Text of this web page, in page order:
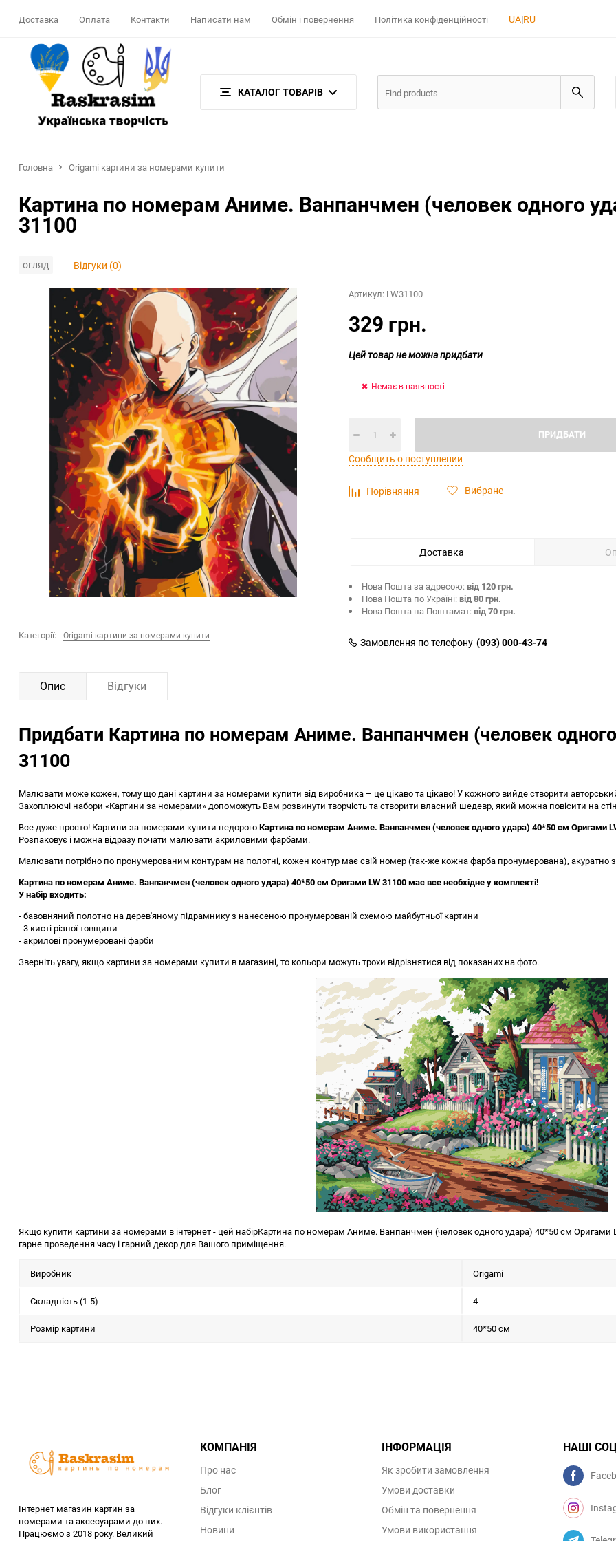
Доставка Оплата Контакти Написати нам Обмін і повернення Політика конфіденційності UA|RU
КАТАЛОГ ТОВАРІВ
Головна Origami картини за номерами купити
Картина по номерам Аниме. Ванпанчмен (человек одного
31100
огляд Відгуки (0)
Категорії: Origami картини за номерами купити
Артикул: LW31100
329 грн.
Цей товар не можна придбати
ПРИДБАТИ
Немає в наявності
Сообщить о поступлении
Порівняння Вибране
Доставка
Нова Пошта за адресою:від 120 грн.
Нова Пошта по Україні:від 80 грн.
Нова Пошта на Поштамат:від 70 грн.
Замовлення по телефону (093) 000-43-74
Опис Відгуки
Придбати Картина по номерам Аниме. Ванпанчмен (человек
31100
Малювати може кожен, тому що дані картини за номерами купити від виробника – це цікаво та цікаво! У кожного вийде створити
Захоплюючі набори «Картини за номерами» допоможуть Вам розвинути творчість та створити власний шедевр, який можна повісити на
Все дуже просто! Картини за номерами купити недорогоКартина по номерам Аниме. Ванпанчмен (человек одного удара) 40*50 см Оригами
Розпаковує і можна відразу почати малювати акриловими фарбами.
Малювати потрібно по пронумерованим контурам на полотні, кожен контур має свій номер (так-же кожна фарба пронумерована), акуратно
Картина по номерам Аниме. Ванпанчмен (человек одного удара) 40*50 см Оригами LW 31100 має все необхідне у комплекті!
У набір входить:
- бавовняний полотно на дерев'яному підрамнику з нанесеною пронумерованій схемою майбутньої картини
- 3 кисті різної товщини
- акрилові пронумеровані фарби
Зверніть увагу, якщо картини за номерами купити в магазині, то кольори можуть трохи відрізнятися від показаних на фото.
Якщо купити картини за номерами в інтернет - цей набірКартина по номерам Аниме. Ванпанчмен (человек одного удара) 40*50 см Оригами
гарне проведення часу і гарний декор для Вашого приміщення.
Виробник Origami
Складність (1-5) 4
Розмір картини 40*50 см
Інтернет магазин картин за
номерами та аксесуарами до них.
Працюємо з 2018 року. Великий
КОМПАНІЯ
Про нас
Блог
Відгуки клієнтів
Новини
ІНФОРМАЦІЯ
Як зробити замовлення
Умови доставки
Обмін та повернення
Умови використання
НАШІ